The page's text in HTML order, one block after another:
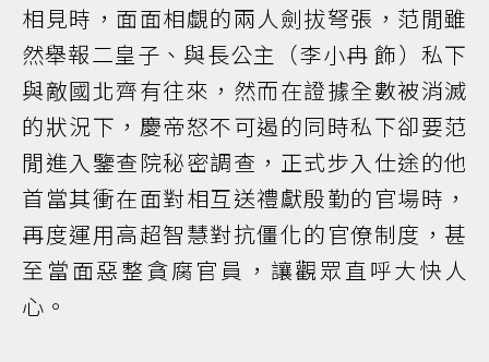
相見時，面面相覷的兩人劍拔弩張，范閒雖
然舉報二皇子、與長公主（李小冉 飾）私下
與敵國北齊有往來，然而在證據全數被消滅
的狀況下，慶帝怒不可遏的同時私下卻要范
閒進入鑒查院秘密調查，正式步入仕途的他
首當其衝在面對相互送禮獻殷勤的官場時，
再度運用高超智慧對抗僵化的官僚制度，甚
至當面惡整貪腐官員，讓觀眾直呼大快人
心。